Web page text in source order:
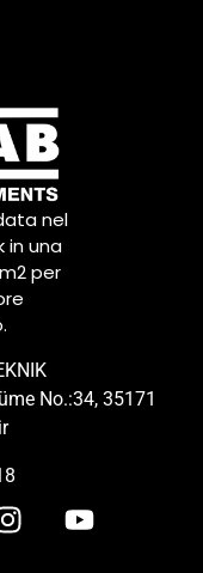
nel
in una
per
No.:34, 35171